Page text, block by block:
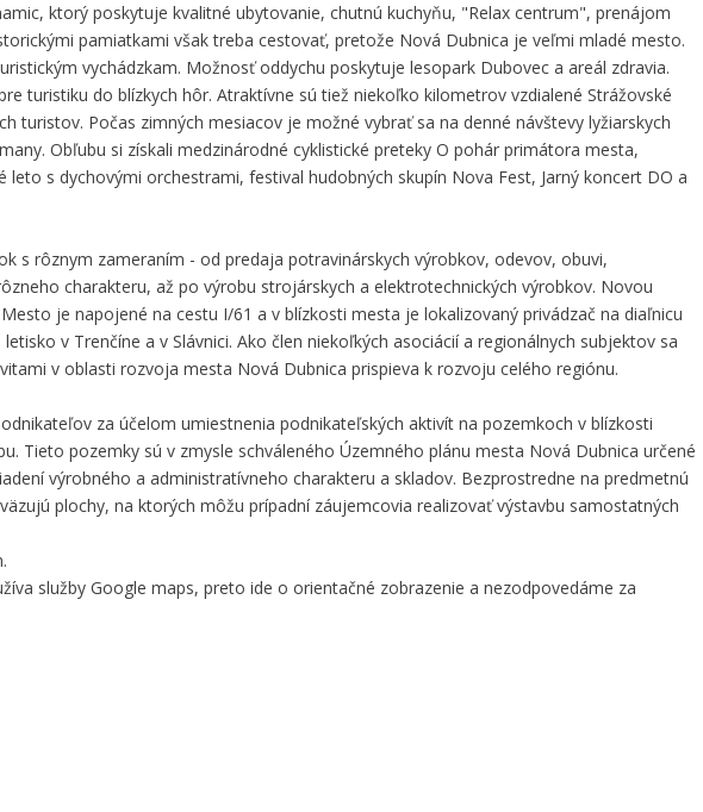
ktorý poskytuje kvalitné ubytovanie, chutnú kuchyňu, "Relax centrum", prenájom
pamiatkami však treba cestovať, pretože Nová Dubnica je veľmi mladé mesto.
vychádzkam. Možnosť oddychu poskytuje lesopark Dubovec a areál zdravia.
turistiku do blízkych hôr. Atraktívne sú tiež niekoľko kilometrov vzdialené Strážovské
turistov. Počas zimných mesiacov je možné vybrať sa na denné návštevy lyžiarskych
Obľubu si získali medzinárodné cyklistické preteky O pohár primátora mesta,
s dychovými orchestrami, festival hudobných skupín Nova Fest, Jarný koncert DO a
s rôznym zameraním - od predaja potravinárskych výrobkov, odevov, obuvi,
charakteru, až po výrobu strojárskych a elektrotechnických výrobkov. Novou
je napojené na cestu I/61 a v blízkosti mesta je lokalizovaný privádzač na diaľnicu
v Trenčíne a v Slávnici. Ako člen niekoľkých asociácií a regionálnych subjektov sa
v oblasti rozvoja mesta Nová Dubnica prispieva k rozvoju celého regiónu.
za účelom umiestnenia podnikateľských aktivít na pozemkoch v blízkosti
Tieto pozemky sú v zmysle schváleného Územného plánu mesta Nová Dubnica určené
výrobného a administratívneho charakteru a skladov. Bezprostredne na predmetnú
plochy, na ktorých môžu prípadní záujemcovia realizovať výstavbu samostatných
služby Google maps, preto ide o orientačné zobrazenie a nezodpovedáme za